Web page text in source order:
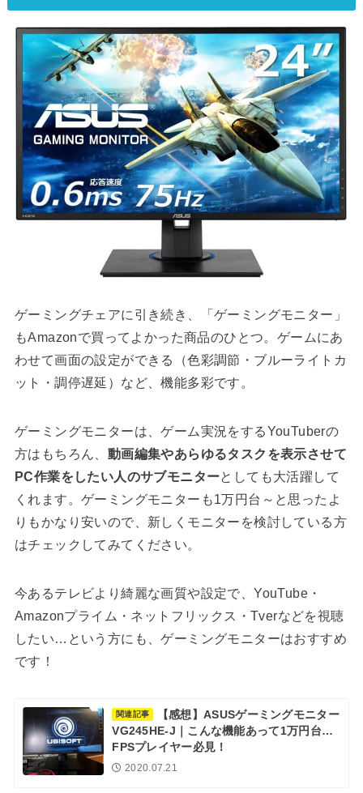
ゲーミングチェアに引き続き、「ゲーミングモニター」
もAmazonで買ってよかった商品のひとつ。ゲームにあ
わせて画面の設定ができる（色彩調節・ブルーライトカ
ット・調停遅延）など、機能多彩です。
ゲーミングモニターは、ゲーム実況をするYouTuberの
方はもちろん、 動画編集やあらゆるタスクを表示させて
PC作業をしたい人のサブモニターとしても大活躍して
くれます。ゲーミングモニターも1万円台～と思ったよ
りもかなり安いので、新しくモニターを検討している方
はチェックしてみてください。
今あるテレビより綺麗な画質や設定で、YouTube・
Amazonプライム・ネットフリックス・Tverなどを視聴
したい…という方にも、ゲーミングモニターはおすすめ
です！
関連記事
【感想】ASUSゲーミングモニター
VG245HE-J｜こんな機能あって1万円台…
FPSプレイヤー必見！
2020.07.21